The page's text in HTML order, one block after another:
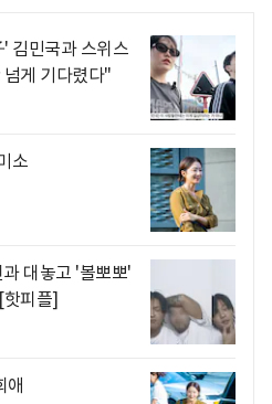
김민국과 스위스
게 기다렸다"
소
대놓고 '볼뽀뽀'
피플]
애